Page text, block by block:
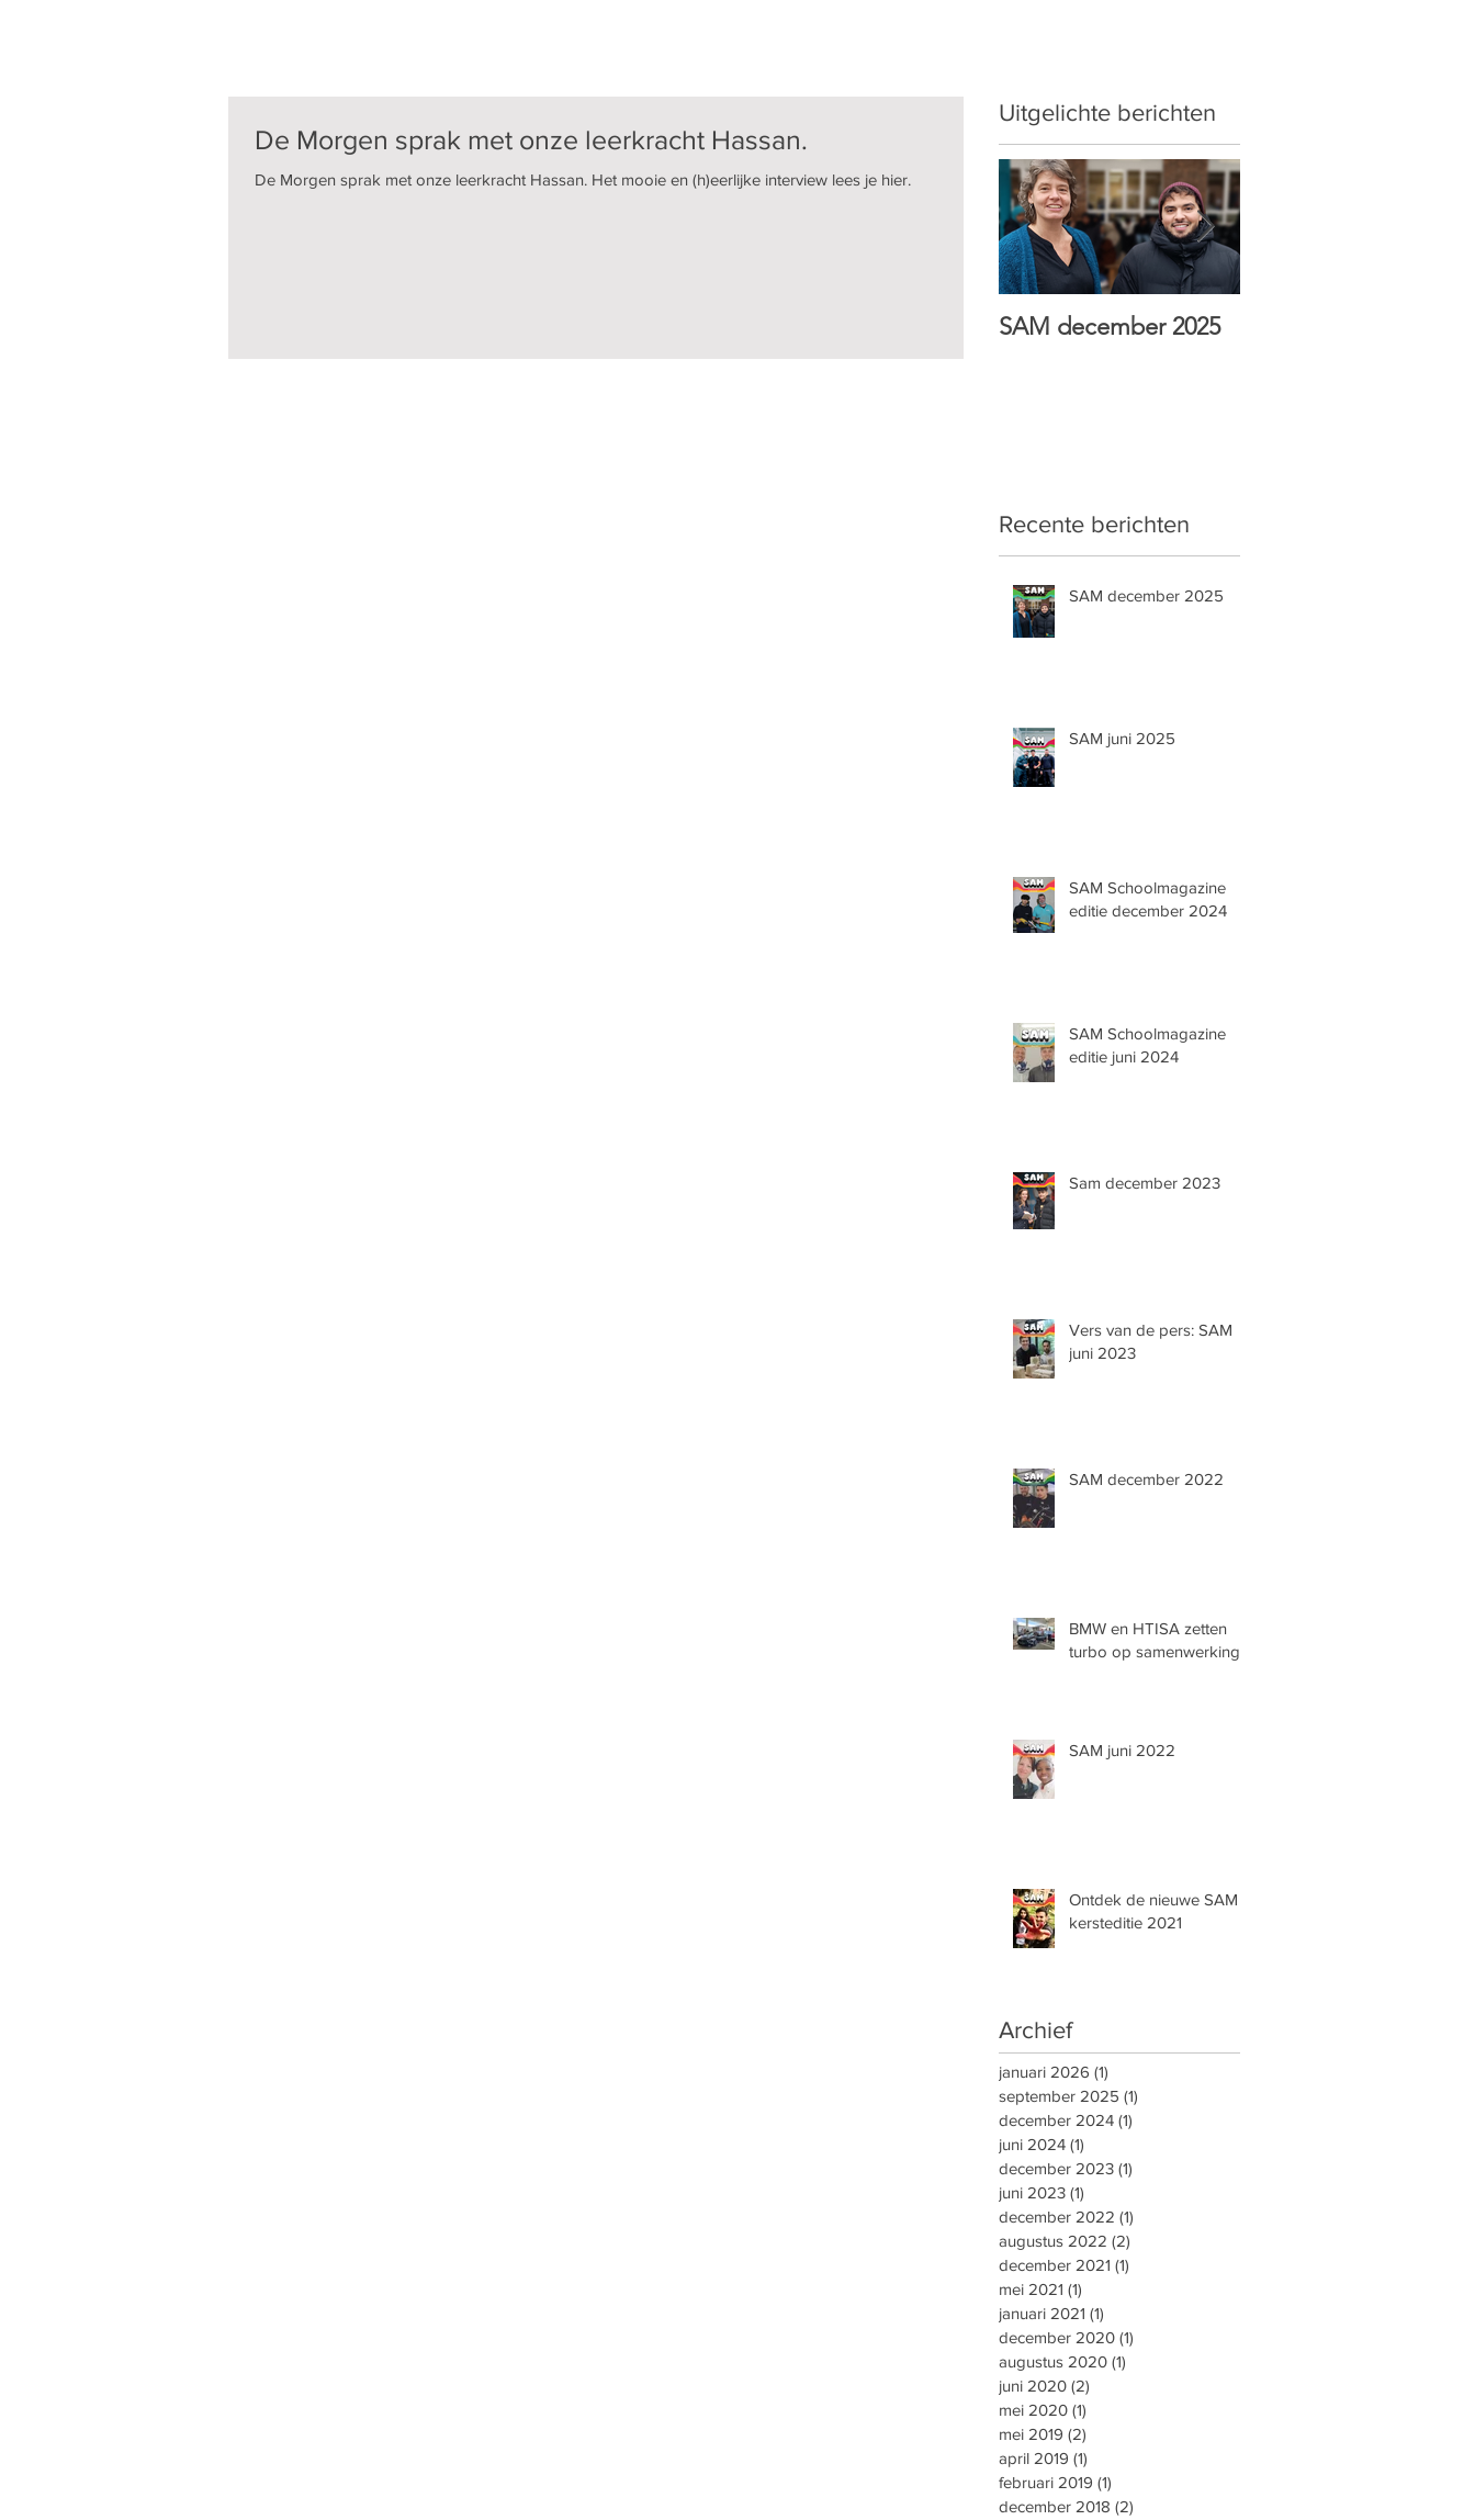
De Morgen sprak met onze leerkracht Hassan.
De Morgen sprak met onze leerkracht Hassan. Het mooie en (h)eerlijke interview lees je hier.
Uitgelichte berichten
SAM december 2025
Recente berichten
SAM december 2025
SAM juni 2025
SAM Schoolmagazine
editie december 2024
SAM Schoolmagazine
editie juni 2024
Sam december 2023
Vers van de pers: SAM
juni 2023
SAM december 2022
BMW en HTISA zetten
turbo op samenwerking
SAM juni 2022
Ontdek de nieuwe SAM
kersteditie 2021
Archief
januari 2026 (1)
september 2025 (1)
december 2024 (1)
juni 2024 (1)
december 2023 (1)
juni 2023 (1)
december 2022 (1)
augustus 2022 (2)
december 2021 (1)
mei 2021 (1)
januari 2021 (1)
december 2020 (1)
augustus 2020 (1)
juni 2020 (2)
mei 2020 (1)
mei 2019 (2)
april 2019 (1)
februari 2019 (1)
december 2018 (2)